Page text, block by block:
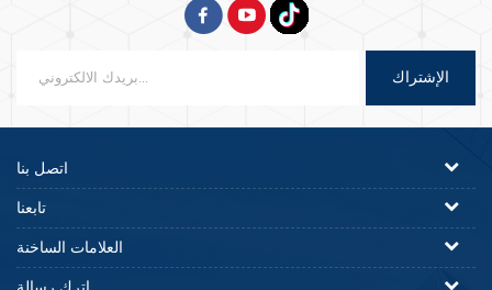
الإشتراك
اتصل بنا
تابعنا
العلامات الساخنة